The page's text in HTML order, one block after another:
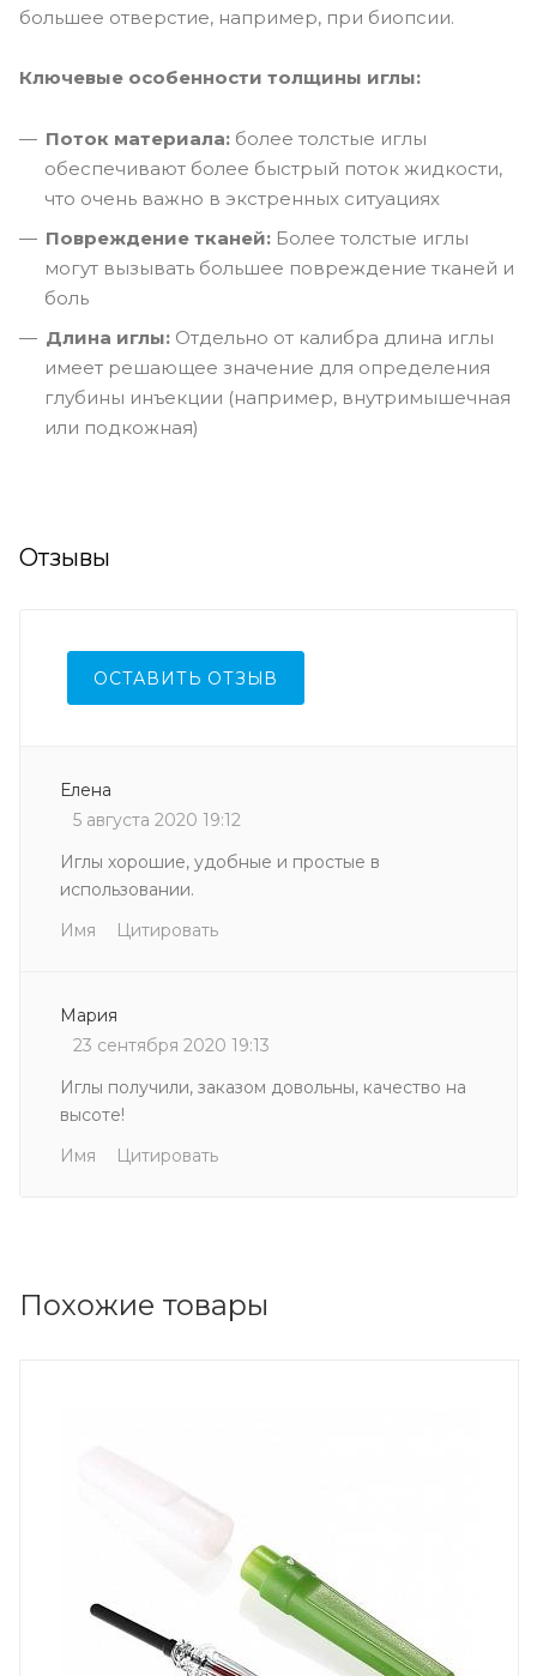
большее отверстие, например, при биопсии.
Ключевые особенности толщины иглы:
Поток материала: более толстые иглы
обеспечивают более быстрый поток жидкости,
что очень важно в экстренных ситуациях
Повреждение тканей: Более толстые иглы
могут вызывать большее повреждение тканей и
боль
Длина иглы: Отдельно от калибра длина иглы
имеет решающее значение для определения
глубины инъекции (например, внутримышечная
или подкожная)
Отзывы
ОСТАВИТЬ ОТЗЫВ
Елена
5 августа 2020 19:12
Иглы хорошие, удобные и простые в
использовании.
Имя
Цитировать
Мария
23 сентября 2020 19:13
Иглы получили, заказом довольны, качество на
высоте!
Имя
Цитировать
Похожие товары